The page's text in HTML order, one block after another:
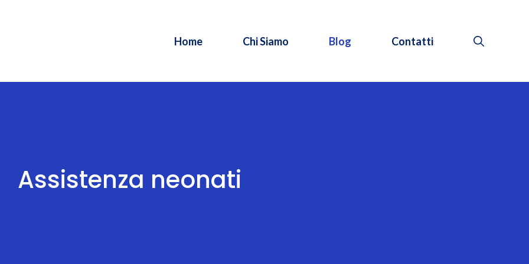
Home Chi Siamo Blog Contatti
Assistenza neonati